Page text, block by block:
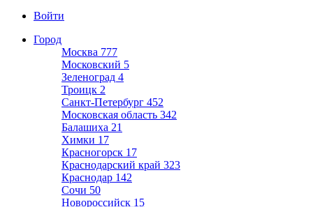
Войти
Город
Москва 777
Московский 5
Зеленоград 4
Троицк 2
Санкт-Петербург 452
Московская область 342
Балашиха 21
Химки 17
Красногорск 17
Краснодарский край 323
Краснодар 142
Сочи 50
Новороссийск 15